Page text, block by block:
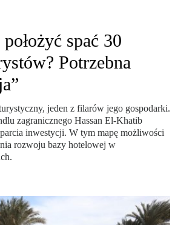
spać 30
Potrzebna
jeden z filarów jego gospodarki.
zagranicznego Hassan El-Khatib
inwestycji. W tym mapę możliwości
rozwoju bazy hotelowej w